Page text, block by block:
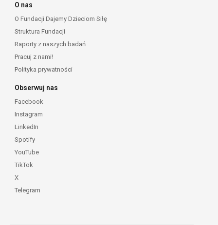
O nas
O Fundacji Dajemy Dzieciom Siłę
Struktura Fundacji
Raporty z naszych badań
Pracuj z nami!
Polityka prywatności
Obserwuj nas
Facebook
Instagram
LinkedIn
Spotify
YouTube
TikTok
X
Telegram